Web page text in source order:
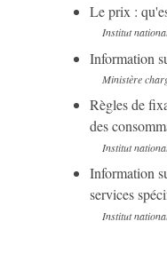
Le prix :
Institut
Information
Ministère
Règles de
des
Institut
Information
services
Institut